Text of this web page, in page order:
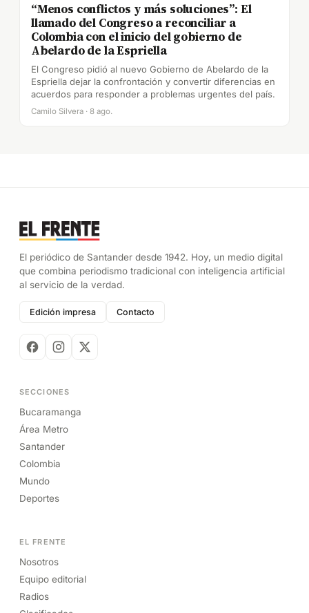
“Menos conflictos y más soluciones”: El
llamado del Congreso a reconciliar a
Colombia con el inicio del gobierno de
Abelardo de la Espriella
El Congreso pidió al nuevo Gobierno de Abelardo de la
Espriella dejar la confrontación y convertir diferencias en
acuerdos para responder a problemas urgentes del país.
Camilo Silvera · 8 ago.
El periódico de Santander desde 1942. Hoy, un medio digital
que combina periodismo tradicional con inteligencia artificial
al servicio de la verdad.
Edición impresa Contacto
SECCIONES
Bucaramanga
Área Metro
Santander
Colombia
Mundo
Deportes
EL FRENTE
Nosotros
Equipo editorial
Radios